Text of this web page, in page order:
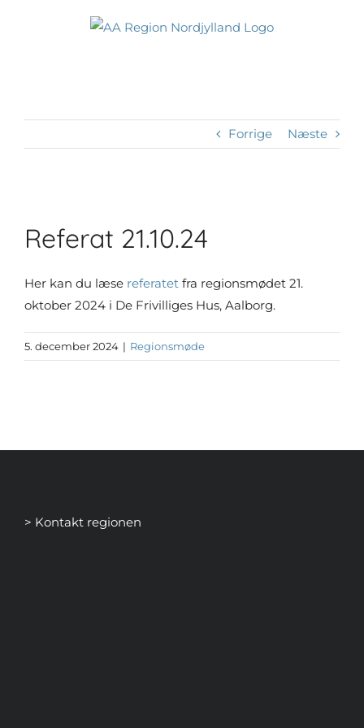
Forrige Næste
større
billede
Referat 21.10.24
Her kan du læse referatet fra regionsmødet 21.
oktober 2024 i De Frivilliges Hus, Aalborg.
5. december 2024 | Regionsmøde
> Kontakt regionen